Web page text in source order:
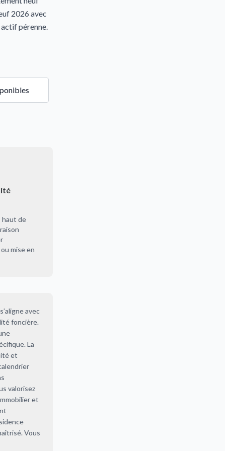
2026 avec
pérenne.
haut de
mise en
avec
foncière.
La
et
valorisez
et
Vous